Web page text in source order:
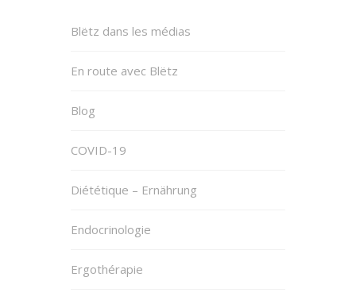
Blëtz dans les médias
En route avec Blëtz
Blog
COVID-19
Diététique – Ernährung
Endocrinologie
Ergothérapie